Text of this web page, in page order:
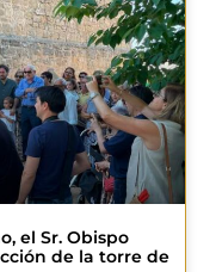
el Sr. Obispo
de la torre de